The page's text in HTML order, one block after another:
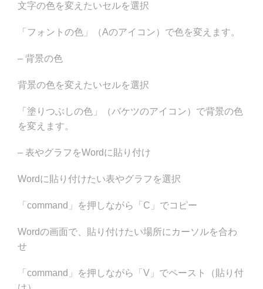
文字の色を変えたいセルを選択
「フォントの色」（Aのアイコン）で色を変えます。
– 背景の色
背景の色を変えたいセルを選択
「塗りつぶしの色」（バケツのアイコン）で背景の色
を変えます。
– 表やグラフをWordに貼り付け
Wordに貼り付けたい表やグラフを選択
「command」を押しながら「C」でコピー
Wordの画面で、貼り付けたい場所にカーソルを合わ
せ
「command」を押しながら「V」でペースト（貼り付